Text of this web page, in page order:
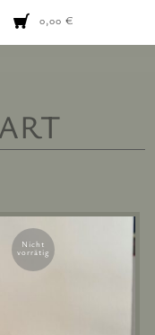
0,00 €
Nicht
vorrätig